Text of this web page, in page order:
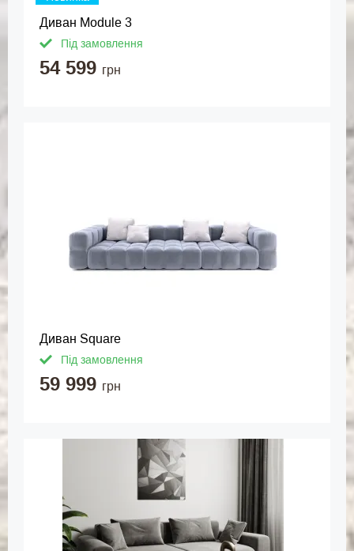
Диван Module 3
Під замовлення
54 599 грн
Диван Square
Під замовлення
59 999 грн